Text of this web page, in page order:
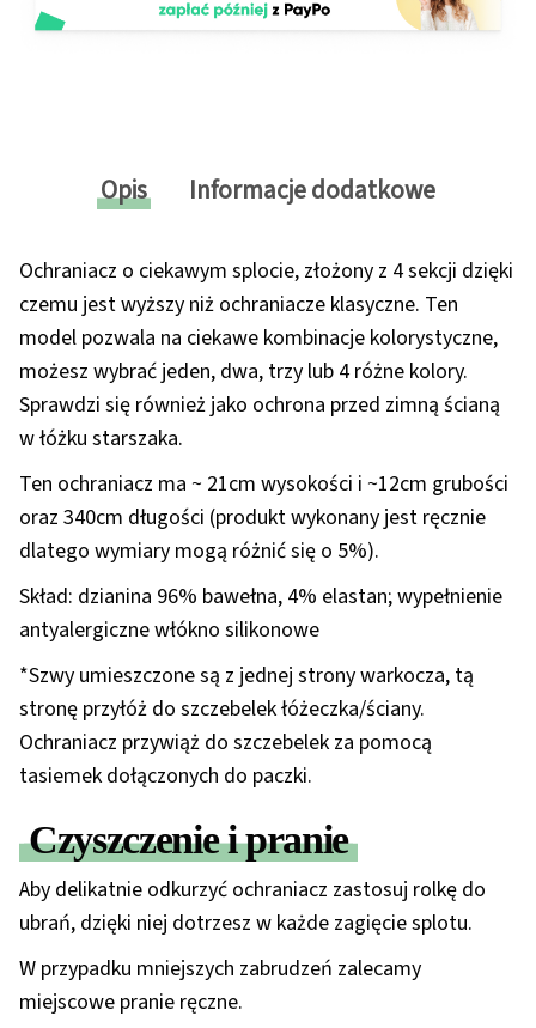
Opis Informacje dodatkowe
Ochraniacz o ciekawym splocie, złożony z 4 sekcji dzięki
czemu jest wyższy niż ochraniacze klasyczne. Ten
model pozwala na ciekawe kombinacje kolorystyczne,
możesz wybrać jeden, dwa, trzy lub 4 różne kolory.
Sprawdzi się również jako ochrona przed zimną ścianą
w łóżku starszaka.
Ten ochraniacz ma ~ 21cm wysokości i ~12cm grubości
oraz 340cm długości (produkt wykonany jest ręcznie
dlatego wymiary mogą różnić się o 5%).
Skład: dzianina 96% bawełna, 4% elastan; wypełnienie
antyalergiczne włókno silikonowe
*Szwy umieszczone są z jednej strony warkocza, tą
stronę przyłóż do szczebelek łóżeczka/ściany.
Ochraniacz przywiąż do szczebelek za pomocą
tasiemek dołączonych do paczki.
Czyszczenie i pranie
Aby delikatnie odkurzyć ochraniacz zastosuj rolkę do
ubrań, dzięki niej dotrzesz w każde zagięcie splotu.
W przypadku mniejszych zabrudzeń zalecamy
miejscowe pranie ręczne.